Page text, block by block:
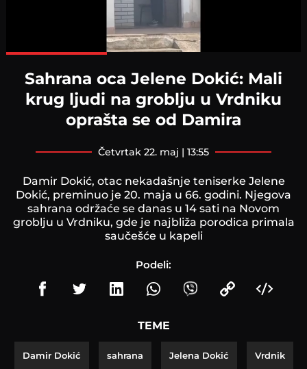
Sahrana oca Jelene Dokić: Mali
krug ljudi na groblju u Vrdniku
oprašta se od Damira
četvrtak 22. maj | 13:55
Damir Dokić, otac nekadašnje teniserke Jelene
Dokić, preminuo je 20. maja u 66. godini. Njegova
sahrana održaće se danas u 14 sati na Novom
groblju u Vrdniku, gde je najbliža porodica primala
saučešće u kapeli
Podeli:
TEME
Damir Dokić sahrana Jelena Dokić Vrdnik